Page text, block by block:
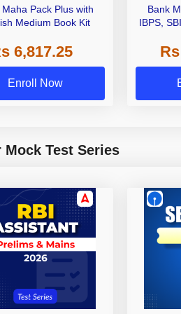
Maha Pack Plus with
Medium Book Kit
6,817.25
Enroll Now
Bank
IBPS,
Other
Mock Test Series